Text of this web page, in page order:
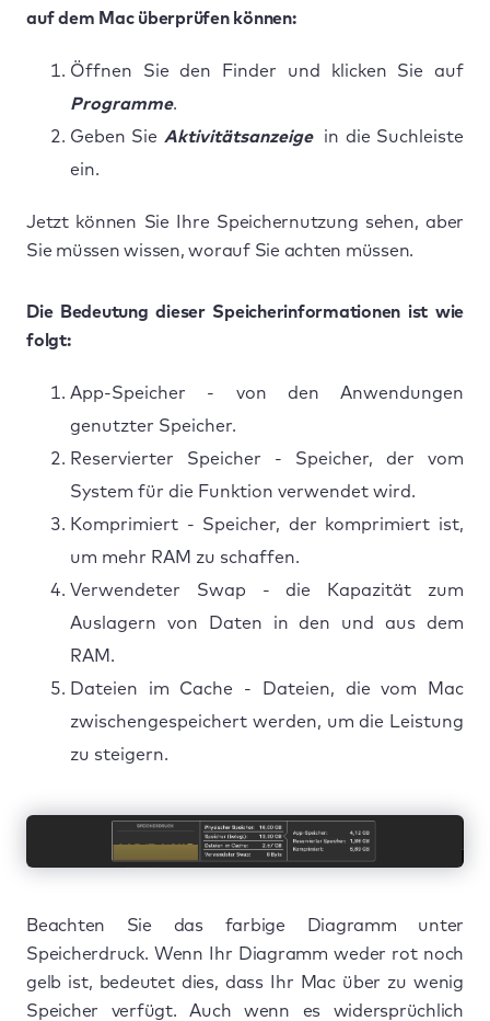
auf dem Mac überprüfen können:
Öffnen Sie den Finder und klicken Sie auf
Programme.
Geben Sie Aktivitätsanzeigein die Suchleiste
ein.
Jetzt können Sie Ihre Speichernutzung sehen, aber
Sie müssen wissen, worauf Sie achten müssen.
Die Bedeutung dieser Speicherinformationen ist wie
folgt:
App-Speicher - von den Anwendungen
genutzter Speicher.
Reservierter Speicher - Speicher, der vom
System für die Funktion verwendet wird.
Komprimiert - Speicher, der komprimiert ist,
um mehr RAM zu schaffen.
Verwendeter Swap - die Kapazität zum
Auslagern von Daten in den und aus dem
RAM.
Dateien im Cache - Dateien, die vom Mac
zwischengespeichert werden, um die Leistung
zu steigern.
Beachten Sie das farbige Diagramm unter
Speicherdruck. Wenn Ihr Diagramm weder rot noch
gelb ist, bedeutet dies, dass Ihr Mac über zu wenig
Speicher verfügt. Auch wenn es widersprüchlich